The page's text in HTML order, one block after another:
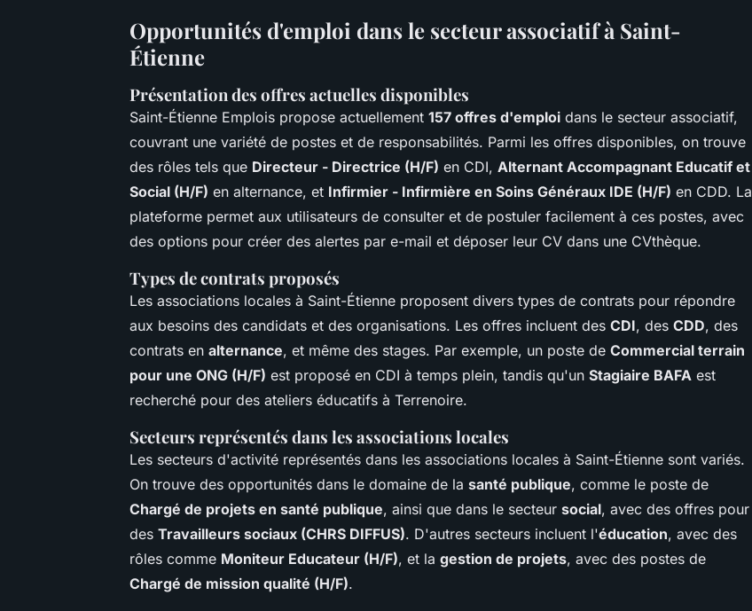
Opportunités d'emploi dans le secteur associatif à Saint-
Étienne
Présentation des offres actuelles disponibles
Saint-Étienne Emplois propose actuellement 157 offres d'emploi dans le secteur associatif,
couvrant une variété de postes et de responsabilités. Parmi les offres disponibles, on trouve
des rôles tels que Directeur - Directrice (H/F) en CDI, Alternant Accompagnant Educatif et
Social (H/F) en alternance, et Infirmier - Infirmière en Soins Généraux IDE (H/F) en CDD. La
plateforme permet aux utilisateurs de consulter et de postuler facilement à ces postes, avec
des options pour créer des alertes par e-mail et déposer leur CV dans une CVthèque.
Types de contrats proposés
Les associations locales à Saint-Étienne proposent divers types de contrats pour répondre
aux besoins des candidats et des organisations. Les offres incluent des CDI, des CDD, des
contrats en alternance, et même des stages. Par exemple, un poste de Commercial terrain
pour une ONG (H/F) est proposé en CDI à temps plein, tandis qu'un Stagiaire BAFA est
recherché pour des ateliers éducatifs à Terrenoire.
Secteurs représentés dans les associations locales
Les secteurs d'activité représentés dans les associations locales à Saint-Étienne sont variés.
On trouve des opportunités dans le domaine de la santé publique, comme le poste de
Chargé de projets en santé publique, ainsi que dans le secteur social, avec des offres pour
des Travailleurs sociaux (CHRS DIFFUS). D'autres secteurs incluent l'éducation, avec des
rôles comme Moniteur Educateur (H/F), et la gestion de projets, avec des postes de
Chargé de mission qualité (H/F).